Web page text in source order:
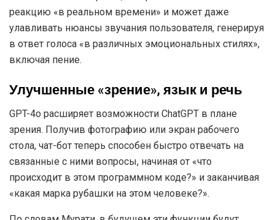
реакцию «в реальном времени» и может даже
улавливать нюансы звучания пользователя, генерируя
в ответ голоса «в различных эмоциональных стилях»,
включая пение.
Улучшенные «зрение», язык и речь
GPT-4o расширяет возможности ChatGPT в плане
зрения. Получив фотографию или экран рабочего
стола, чат-бот теперь способен быстро отвечать на
связанные с ними вопросы, начиная от «что
происходит в этом программном коде?» и заканчивая
«какая марка рубашки на этом человеке?».